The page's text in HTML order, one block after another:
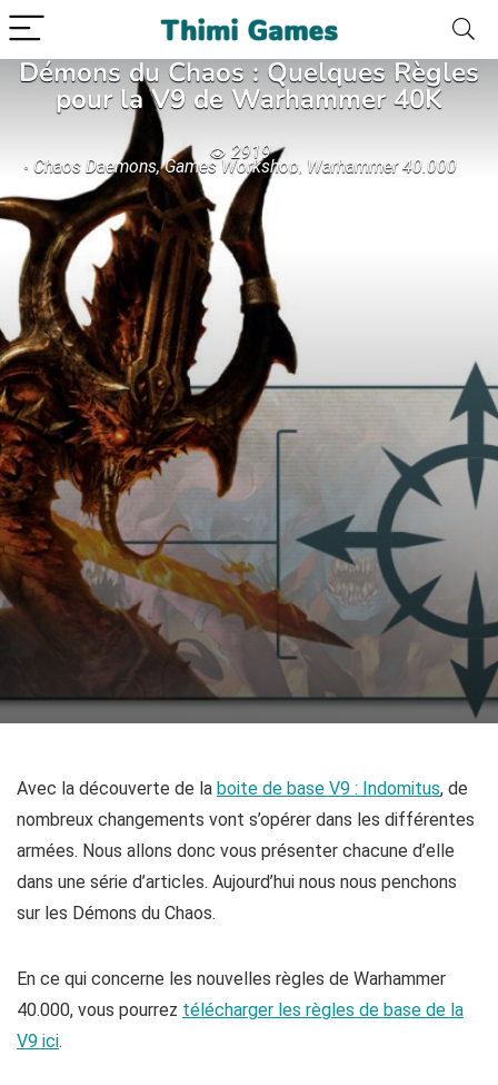
Démons du Chaos : Quelques Règles
pour la V9 de Warhammer 40K
2919
Chaos Daemons,Games Workshop, Warhammer 40.000
Avec la découverte de la boite de base V9 : Indomitus, de
nombreux changements vont s’opérer dans les différentes
armées. Nous allons donc vous présenter chacune d’elle
dans une série d’articles. Aujourd’hui nous nous penchons
sur les Démons du Chaos.
En ce qui concerne les nouvelles règles de Warhammer
40.000, vous pourrez télécharger les règles de base de la
V9 ici.